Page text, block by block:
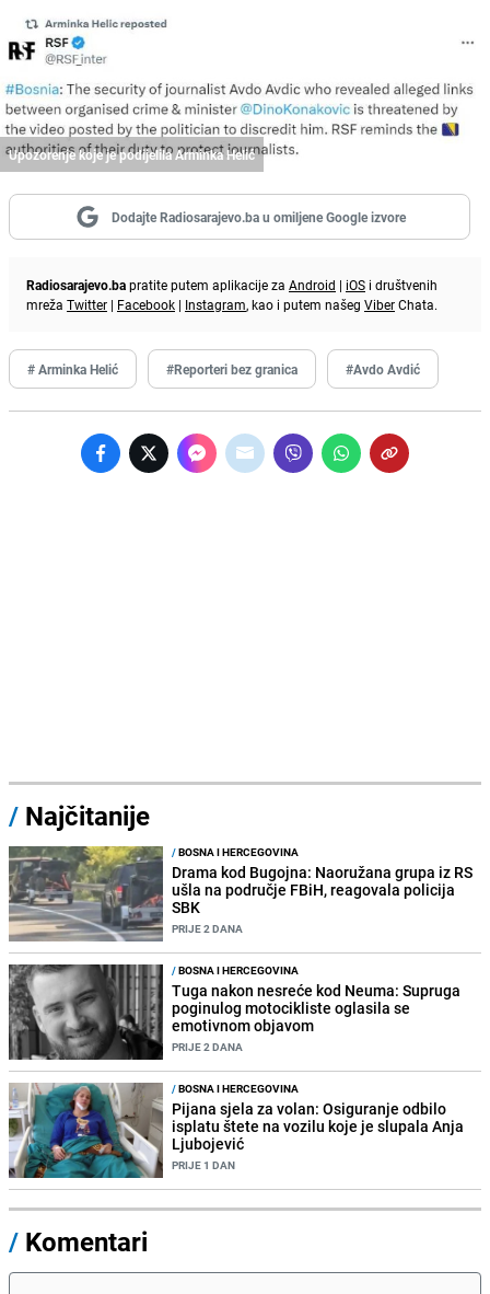
Upozorenje koje je podijelila Arminka Helić
Dodajte Radiosarajevo.ba u omiljene Google izvore
Radiosarajevo.bapratite putem aplikacije za Android | iOS i društvenih
mreža Twitter | Facebook | Instagram, kao i putem našeg ViberChata.
# Arminka Helić #Reporteri bez granica #Avdo Avdić
/ Najčitanije
/BOSNA I HERCEGOVINA
Drama kod Bugojna: Naoružana grupa iz RS
ušla na područje FBiH, reagovala policija
SBK
PRIJE 2 DANA
/BOSNA I HERCEGOVINA
Tuga nakon nesreće kod Neuma: Supruga
poginulog motocikliste oglasila se
emotivnom objavom
PRIJE 2 DANA
/BOSNA I HERCEGOVINA
Pijana sjela za volan: Osiguranje odbilo
isplatu štete na vozilu koje je slupala Anja
Ljubojević
PRIJE 1 DAN
/ Komentari